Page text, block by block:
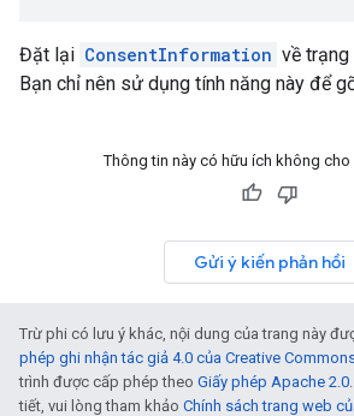
Đặt lại ConsentInformation về trạng
Bạn chỉ nên sử dụng tính năng này để
Thông tin này có hữu ích không
Gửi ý kiến phản hồi
Trừ phi có lưu ý khác, nội dung của trang này
phép ghi nhận tác giả 4.0 của Creative
trình được cấp phép theo Giấy phép Apache 2.0
tiết, vui lòng tham khảo Chính sách trang web